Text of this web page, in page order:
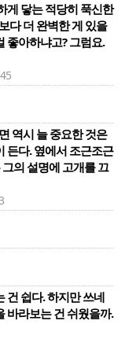
게 닿는 적당히 푹신한
다 더 완벽한 게 있을
좋아하냐고? 그럼요.
역시 늘 중요한 것은
든다. 옆에서 조근조근
의 설명에 고개를 끄
건 쉽다. 하지만 쓰네
바라보는 건 쉬웠을까.